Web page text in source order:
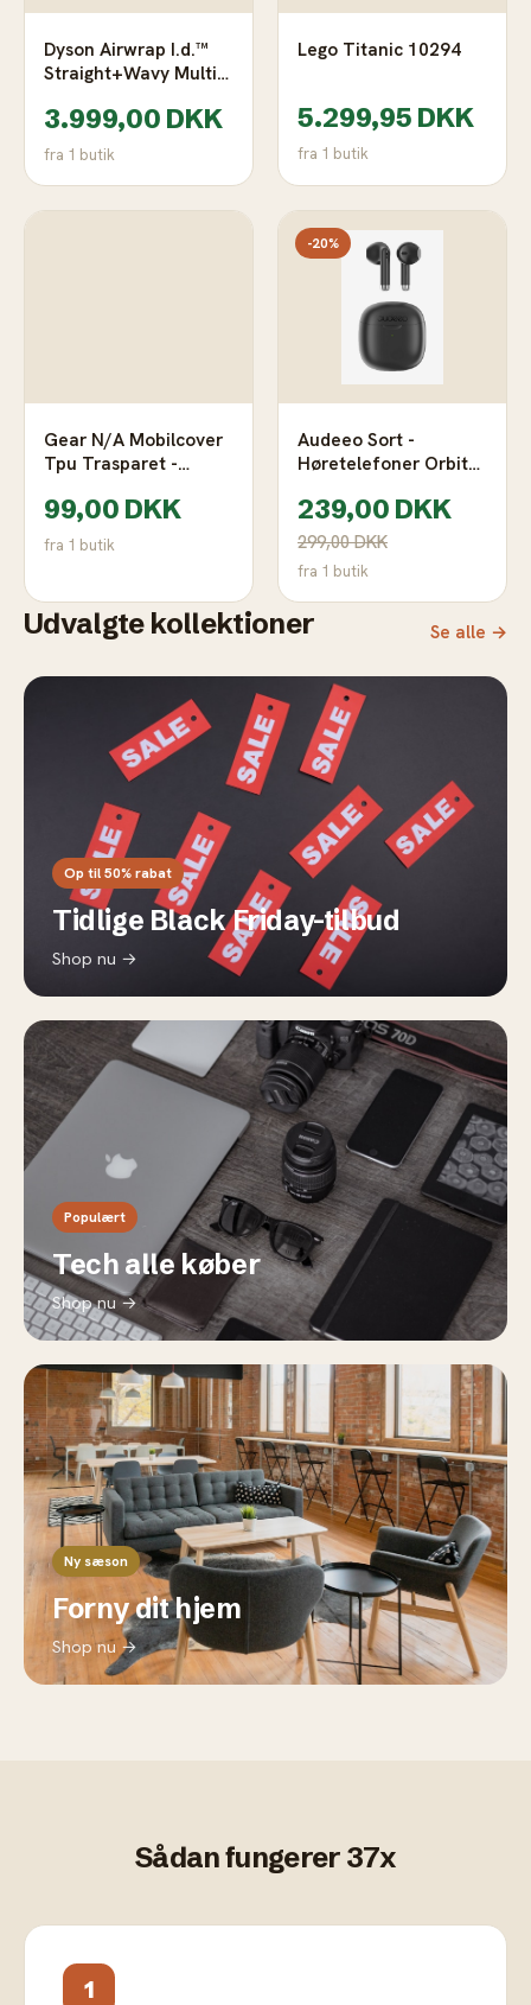
Dyson Airwrap I.d.™
Straight+Wavy Multi-
(Ceramic Pink/ Rose
Gold) 601848-01
3.999,00 DKK
fra 1 butik
Lego Titanic 10294
5.299,95 DKK
fra 1 butik
Gear N/A Mobilcover
Tpu Trasparet -
663378 Modsvarer:
5G
99,00 DKK
fra 1 butik
-20%
Audeeo Sort -
Høretelefoner Orbiter
239,00 DKK
299,00 DKK
fra 1 butik
Udvalgte kollektioner Se alle →
Op til 50% rabat
Tidlige Black Friday-tilbud
Shop nu →
Populært
Tech alle køber
Shop nu →
Ny sæson
Forny dit hjem
Shop nu →
Sådan fungerer 37x
1